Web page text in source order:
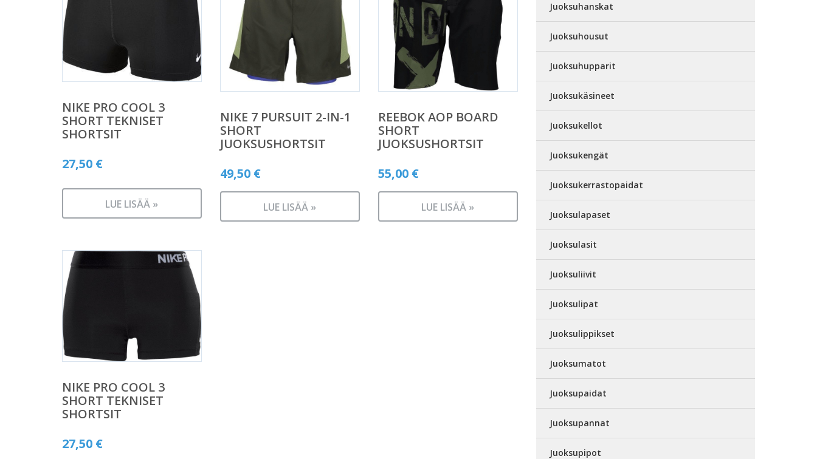
NIKE PRO COOL 3
SHORT TEKNISET
SHORTSIT
27,50 €
LUE LISÄÄ »
NIKE 7 PURSUIT 2-IN-1
SHORT
JUOKSUSHORTSIT
49,50 €
LUE LISÄÄ »
REEBOK AOP BOARD
SHORT
JUOKSUSHORTSIT
55,00 €
LUE LISÄÄ »
NIKE PRO COOL 3
SHORT TEKNISET
SHORTSIT
27,50 €
Juoksuhanskat
Juoksuhousut
Juoksuhupparit
Juoksukäsineet
Juoksukellot
Juoksukengät
Juoksukerrastopaidat
Juoksulapaset
Juoksulasit
Juoksuliivit
Juoksulipat
Juoksulippikset
Juoksumatot
Juoksupaidat
Juoksupannat
Juoksupipot